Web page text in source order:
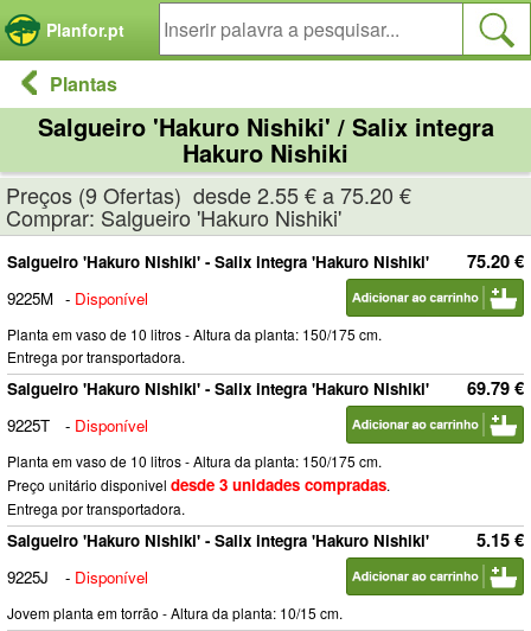
Planfor.pt
Plantas
Salgueiro 'Hakuro Nishiki' / Salix integra
Hakuro Nishiki
Preços (9 Ofertas) desde 2.55 € a 75.20 €
Comprar: Salgueiro 'Hakuro Nishiki'
75.20 €
Salgueiro 'Hakuro Nishiki' - Salix integra 'Hakuro Nishiki'
9225M - Disponível
Planta em vaso de 10 litros - Altura da planta: 150/175 cm.
Entrega por transportadora.
69.79 €
Salgueiro 'Hakuro Nishiki' - Salix integra 'Hakuro Nishiki'
9225T
- Disponível
Planta em vaso de 10 litros - Altura da planta: 150/175 cm.
Preço unitário disponivel desde 3 unidades compradas.
Entrega por transportadora.
5.15 €
Salgueiro 'Hakuro Nishiki' - Salix integra 'Hakuro Nishiki'
9225J
- Disponível
Jovem planta em torrão - Altura da planta: 10/15 cm.
Painel de Gerenciamento de Cookies